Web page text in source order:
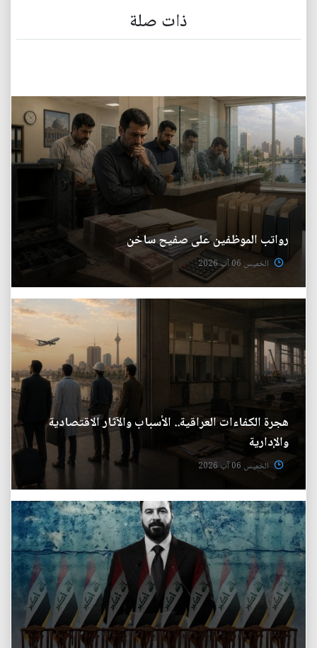
ذات صلة
رواتب الموظفين على صفيح ساخن
الخميس 06 آب 2026
هجرة الكفاءات العراقية.. الأسباب والآثار الاقتصادية
والإدارية
الخميس 06 آب 2026